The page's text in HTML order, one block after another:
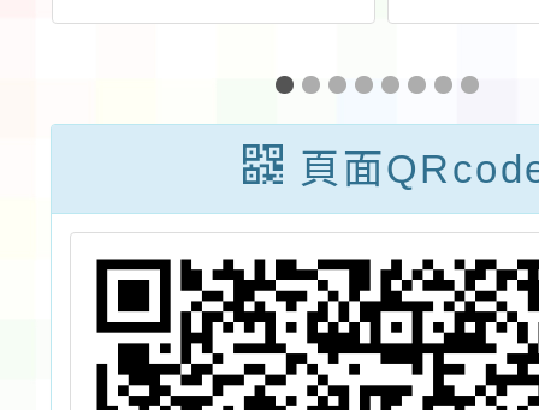
檢」（GEPT
Kids）將於8月
29日（六）辦理
筆試及口試測
驗，即日起開放
報名。歡迎團體
報名或公告周
第2學
碩士
（隨
招生
頁面